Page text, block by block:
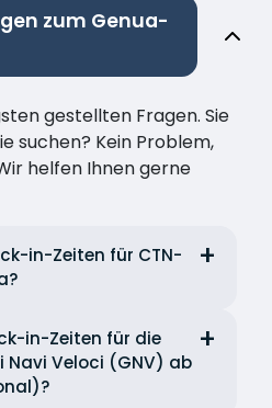
zum Genua-
gestellten Fragen. Sie
suchen? Kein Problem,
helfen Ihnen gerne
in-Zeiten für CTN-
in-Zeiten für die
Navi Veloci (GNV) ab